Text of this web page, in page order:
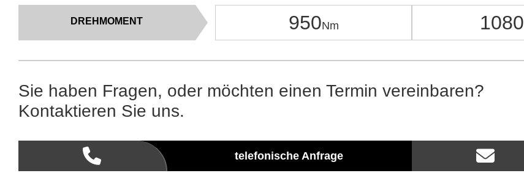
DREHMOMENT 950 1080
Sie haben Fragen, oder möchten einen Termin vereinbaren?
Kontaktieren Sie uns.
telefonische Anfrage